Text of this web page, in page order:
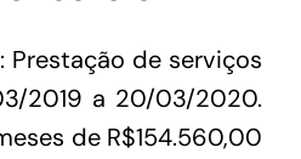
Prestação de serviços
2019 a 20/03/2020.
de R$154.560,00